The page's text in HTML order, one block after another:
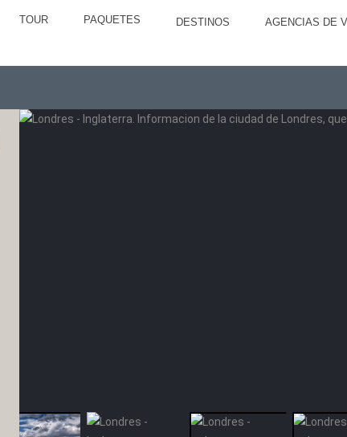
TOUR PAQUETES DESTINOS AGENCIAS DE